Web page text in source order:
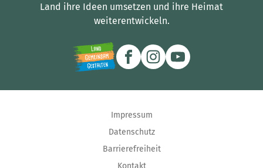
Land ihre Ideen umsetzen und ihre Heimat
weiterentwickeln.
Impressum
Datenschutz
Barrierefreiheit
Kontakt